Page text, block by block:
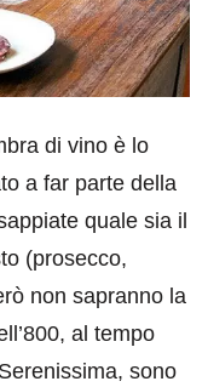
di vino è lo
a far parte della
quale sia il
(prosecco,
non sapranno la
al tempo
sono